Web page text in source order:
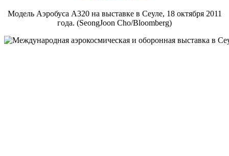
Модель Аэробуса А320 на выставке в Сеуле, 18 октября 2011
года. (SeongJoon Cho/Bloomberg)